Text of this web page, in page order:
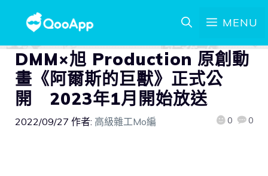
MENU
DMM×旭 Production 原創動
畫《阿爾斯的巨獸》正式公
開 2023年1月開始放送
2022/09/27 作者: 高級雜工Mo編 0 0